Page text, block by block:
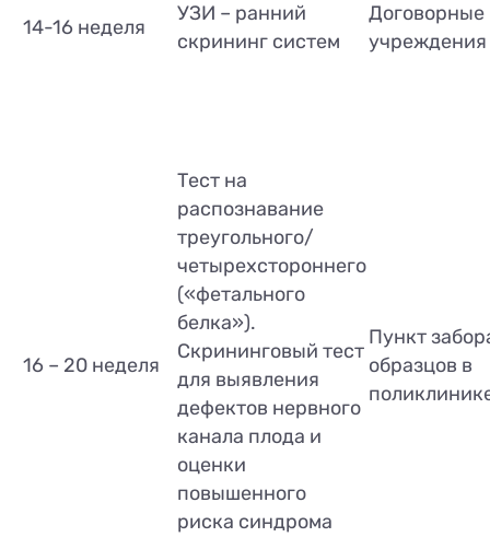
14-16 неделя
УЗИ – ранний
скрининг систем
Договорные
учреждения
16 – 20 неделя
Тест на
распознавание
треугольного/
четырехстороннего
(«фетального
белка»).
Скрининговый тест
для выявления
дефектов нервного
канала плода и
оценки
повышенного
риска синдрома
Пункт
образцов в